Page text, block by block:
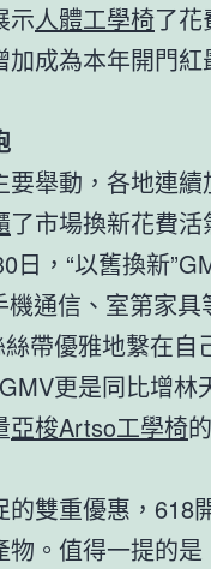
示人體工學椅了
成為本年開門紅
舉動，各地連續
了市場換新花費活
日，“以舊換新
通信、室第家
帶優雅地繫在自
更是同比增林
亞梭Artso工學椅
雙重優惠，618
。值得一提的